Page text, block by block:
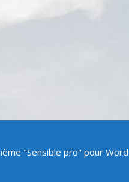
"Sensible pro" pour